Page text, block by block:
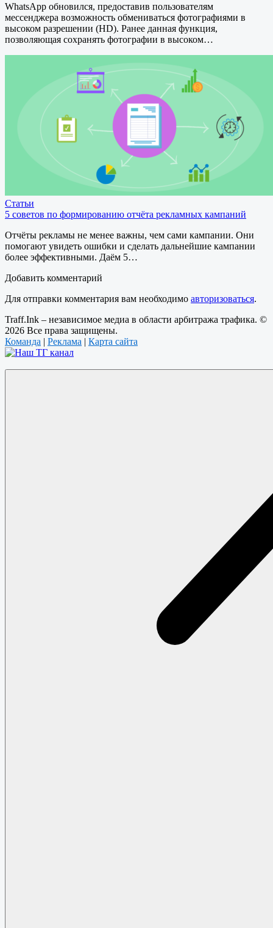
WhatsApp обновился, предоставив пользователям
мессенджера возможность обмениваться фотографиями в
высоком разрешении (HD). Ранее данная функция,
позволяющая сохранять фотографии в высоком…
Статьи
5 советов по формированию отчёта рекламных кампаний
Отчёты рекламы не менее важны, чем сами кампании. Они
помогают увидеть ошибки и сделать дальнейшие кампании
более эффективными. Даём 5…
Добавить комментарий
Для отправки комментария вам необходимо авторизоваться.
Traff.Ink – независимое медиа в области арбитража трафика. ©
2026 Все права защищены.
Команда | Реклама | Карта сайта